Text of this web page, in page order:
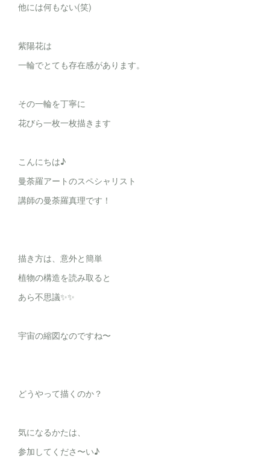
他には何もない(笑)
紫陽花は
一輪でとても存在感があります。
その一輪を丁寧に
花びら一枚一枚描きます
こんにちは♪
曼荼羅アートのスペシャリスト
講師の曼荼羅真理です！
描き方は、意外と簡単
植物の構造を読み取ると
あら不思議✨✨
宇宙の縮図なのですね〜
どうやって描くのか？
気になるかたは、
参加してくださ〜い♪